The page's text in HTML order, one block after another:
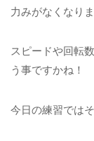
力みがなくなり
スピードや回転
う事ですかね！
今日の練習では